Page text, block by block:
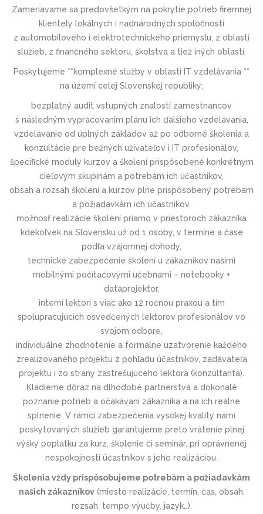
Zameriavame sa predovšetkým na pokrytie potrieb firemnej
klientely lokálnych i nadnárodných spoločností
z automobilového i elektrotechnic­kého priemyslu, z oblastí
služieb, z finančného sektoru, školstva a tiež iných oblastí.
Poskytujeme **komplexné služby v oblasti IT vzdelávania **
na území celej Slovenskej republiky:
bezplatný audit vstupných znalostí zamestnancov
s následným vypracovaním plánu ich ďalšieho vzdelávania,
vzdelávanie od úplných základov až po odborné školenia a
konzultácie pre bežných užívateľov i IT profesionálov,
špecifické moduly kurzov a školení prispôsobené konkrétnym
cieľovým skupinám a potrebám ich účastníkov,
obsah a rozsah školení a kurzov plne prispôsobený potrebám
a požiadavkám ich účastníkov,
možnosť realizácie školení priamo v priestoroch zákazníka
kdekoľvek na Slovensku už od 1 osoby, v termíne a čase
podľa vzájomnej dohody,
technické zabezpečenie školení u zákazníkov našími
mobilnými počítačovými učebňami – notebooky +
dataprojektor,
interní lektori s viac ako 12 ročnou praxou a tím
spolupracujúcich osvedčených lektorov profesionálov vo
svojom odbore,
individuálne zhodnotenie a formálne uzatvorenie každého
zrealizovaného projektu z pohľadu účastníkov, zadávateľa
projektu i zo strany zastrešujúceho lektora (konzultanta).
Kladieme dôraz na dlhodobé partnerstvá a dokonalé
poznanie potrieb a očakávaní zákazníka a na ich reálne
splnenie. V rámci zabezpečenia vysokej kvality nami
poskytovaných služieb garantujeme preto vrátenie plnej
výšky poplatku za kurz, školenie či seminár, pri oprávnenej
nespokojnosti účastníkov s jeho realizáciou.
Školenia vždy prispôsobujeme potrebám a požiadavkám
našich zákazníkov(miesto realizácie, termín, čas, obsah,
rozsah, tempo výučby, jazyk…).